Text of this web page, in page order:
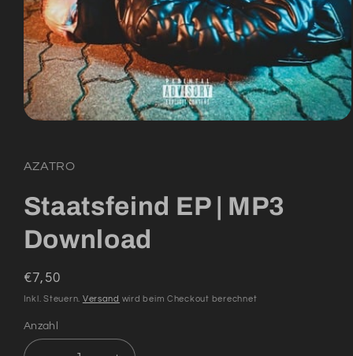
Modal
öffnen
AZATRO
Staatsfeind EP | MP3
Download
Normaler
Preis
€7,50
Inkl. Steuern. Versand wird beim Checkout berechnet
Anzahl